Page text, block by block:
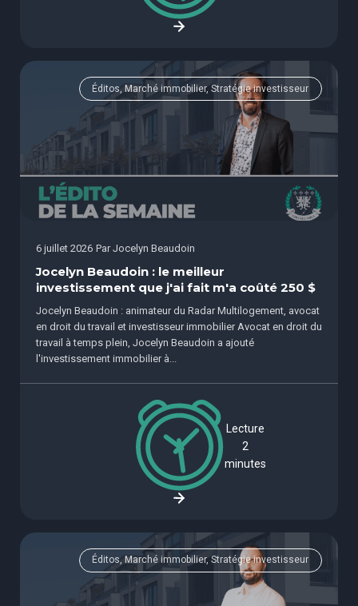
Éditos, Marché immobilier, Stratégie investisseur
6 juillet 2026 Par Jocelyn Beaudoin
Jocelyn Beaudoin : le meilleur
investissement que j'ai fait m'a coûté 250 $
Jocelyn Beaudoin : animateur du Radar Multilogement, avocat
en droit du travail et investisseur immobilier Avocat en droit du
travail à temps plein, Jocelyn Beaudoin a ajouté
l'investissement immobilier à...
Lecture
2
minutes
Éditos, Marché immobilier, Stratégie investisseur